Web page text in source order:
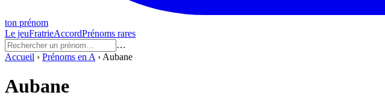
ton prénom
Le jeuFratrieAccordPrénoms rares
…
Accueil › Prénoms en A › Aubane
Aubane